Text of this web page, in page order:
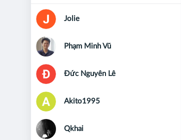
Jolie
Phạm Minh Vũ
Đức Nguyên Lê
Akito1995
Qkhai